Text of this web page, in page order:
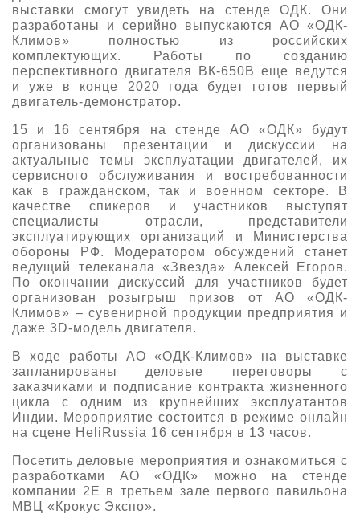
Крокус Экспо
Даты будущих выставок
Документы
Контакты
Для участников
Заявка на участие
Заочное участие
Основные требования МВЦ «Крокус Экспо»
Для посетителей
Место проведения HeliRussia
Схема проезда
Правила доступа и пребывания Крокус Экспо
Для СМИ
Аккредитация прессы
Условия инфопартнёрства
Положение об аккредитации
Публикации о выставке
Пресс-релизы
Архив
выставки смогут увидеть на стенде ОДК. Они
разработаны и серийно выпускаются АО «ОДК-
Климов» полностью из российских
комплектующих. Работы по созданию
перспективного двигателя ВК-650В еще ведутся
и уже в конце 2020 года будет готов первый
двигатель-демонстратор.
15 и 16 сентября на стенде АО «ОДК» будут
организованы презентации и дискуссии на
актуальные темы эксплуатации двигателей, их
сервисного обслуживания и востребованности
как в гражданском, так и военном секторе. В
качестве спикеров и участников выступят
специалисты отрасли, представители
эксплуатирующих организаций и Министерства
обороны РФ. Модератором обсуждений станет
ведущий телеканала «Звезда» Алексей Егоров.
По окончании дискуссий для участников будет
организован розыгрыш призов от АО «ОДК-
Климов» – сувенирной продукции предприятия и
даже 3D-модель двигателя.
В ходе работы АО «ОДК-Климов» на выставке
запланированы деловые переговоры с
заказчиками и подписание контракта жизненного
цикла с одним из крупнейших эксплуатантов
Индии. Мероприятие состоится в режиме онлайн
на сцене HeliRussia 16 сентября в 13 часов.
Посетить деловые мероприятия и ознакомиться с
разработками АО «ОДК» можно на стенде
компании 2Е в третьем зале первого павильона
МВЦ «Крокус Экспо».